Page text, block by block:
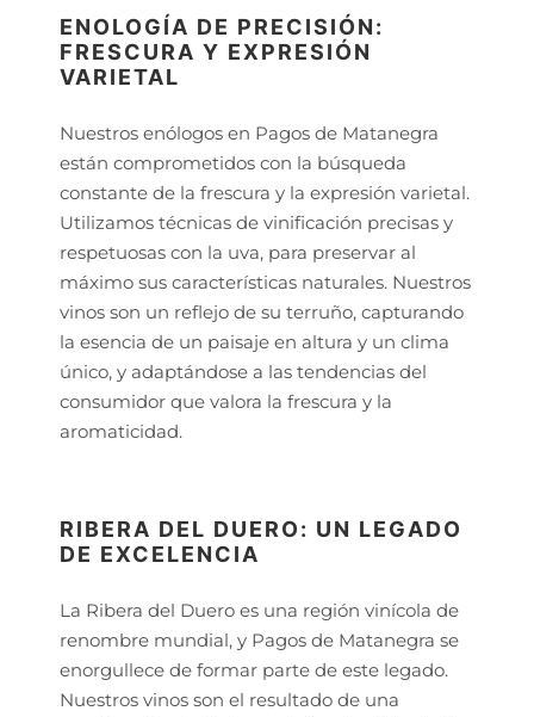
ENOLOGÍA DE PRECISIÓN:
FRESCURA Y EXPRESIÓN
VARIETAL
Nuestros enólogos en Pagos de Matanegra
están comprometidos con la búsqueda
constante de la frescura y la expresión varietal.
Utilizamos técnicas de vinificación precisas y
respetuosas con la uva, para preservar al
máximo sus características naturales. Nuestros
vinos son un reflejo de su terruño, capturando
la esencia de un paisaje en altura y un clima
único, y adaptándose a las tendencias del
consumidor que valora la frescura y la
aromaticidad.
RIBERA DEL DUERO: UN LEGADO
DE EXCELENCIA
La Ribera del Duero es una región vinícola de
renombre mundial, y Pagos de Matanegra se
enorgullece de formar parte de este legado.
Nuestros vinos son el resultado de una